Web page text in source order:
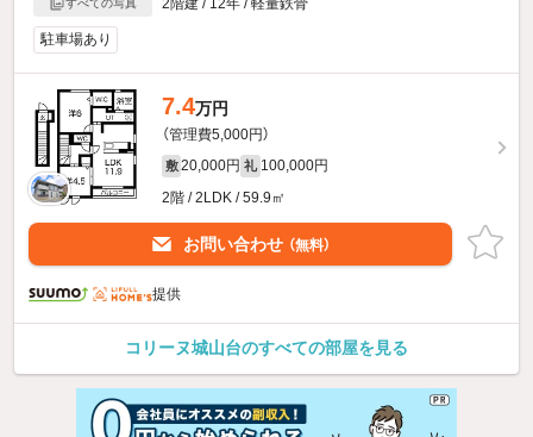
すべての写真
2階建 / 12年 / 軽量鉄骨
駐車場あり
7.4万円
（管理費5,000円）
敷 20,000円 礼 100,000円
2階 / 2LDK / 59.9㎡
お問い合わせ （無料）
提供
コリーヌ城山台のすべての部屋を見る